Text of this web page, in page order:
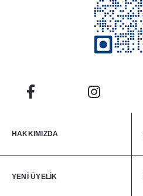
HAKKIMIZDA
YENİ ÜYELİK